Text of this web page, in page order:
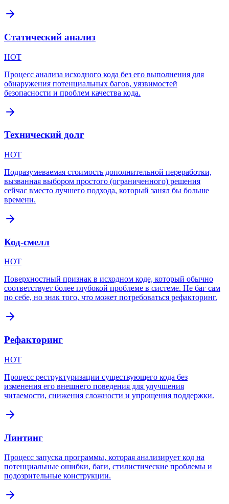
Статический анализ
HOT
Процесс анализа исходного кода без его выполнения для
обнаружения потенциальных багов, уязвимостей
безопасности и проблем качества кода.
Технический долг
HOT
Подразумеваемая стоимость дополнительной переработки,
вызванная выбором простого (ограниченного) решения
сейчас вместо лучшего подхода, который занял бы больше
времени.
Код-смелл
HOT
Поверхностный признак в исходном коде, который обычно
соответствует более глубокой проблеме в системе. Не баг сам
по себе, но знак того, что может потребоваться рефакторинг.
Рефакторинг
HOT
Процесс реструктуризации существующего кода без
изменения его внешнего поведения для улучшения
читаемости, снижения сложности и упрощения поддержки.
Линтинг
Процесс запуска программы, которая анализирует код на
потенциальные ошибки, баги, стилистические проблемы и
подозрительные конструкции.